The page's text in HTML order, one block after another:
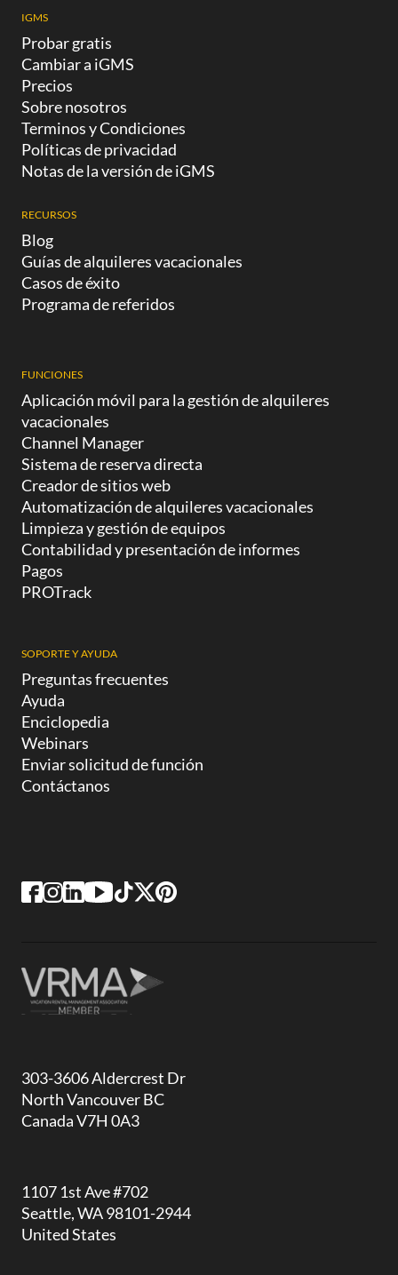
IGMS
Probar gratis
Cambiar a iGMS
Precios
Sobre nosotros
Terminos y Condiciones
Políticas de privacidad
Notas de la versión de iGMS
RECURSOS
Blog
Guías de alquileres vacacionales
Casos de éxito
Programa de referidos
FUNCIONES
Aplicación móvil para la gestión de alquileres
vacacionales
Channel Manager
Sistema de reserva directa
Creador de sitios web
Automatización de alquileres vacacionales
Limpieza y gestión de equipos
Contabilidad y presentación de informes
Pagos
PROTrack
SOPORTE Y AYUDA
Preguntas frecuentes
Ayuda
Enciclopedia
Webinars
Enviar solicitud de función
Contáctanos
303-3606 Aldercrest Dr
North Vancouver BC
Canada V7H 0A3
1107 1st Ave #702
Seattle, WA 98101-2944
United States